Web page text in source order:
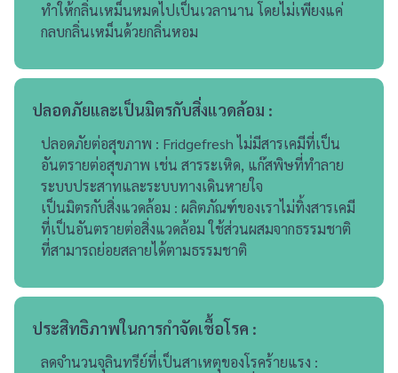
ทำให้กลิ่นเหม็นหมดไปเป็นเวลานาน โดยไม่เพียงแค่
กลบกลิ่นเหม็นด้วยกลิ่นหอม
ปลอดภัยและเป็นมิตรกับสิ่งแวดล้อม :
ปลอดภัยต่อสุขภาพ : Fridgefresh ไม่มีสารเคมีที่เป็น
อันตรายต่อสุขภาพ เช่น สารระเหิด, แก๊สพิษที่ทำลาย
ระบบประสาทและระบบทางเดินหายใจ
เป็นมิตรกับสิ่งแวดล้อม : ผลิตภัณฑ์ของเราไม่ทิ้งสารเคมี
ที่เป็นอันตรายต่อสิ่งแวดล้อม ใช้ส่วนผสมจากธรรมชาติ
ที่สามารถย่อยสลายได้ตามธรรมชาติ
ประสิทธิภาพในการกำจัดเชื้อโรค :
ลดจำนวนจุลินทรีย์ที่เป็นสาเหตุของโรคร้ายแรง :